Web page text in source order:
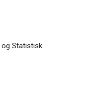
og Statistisk